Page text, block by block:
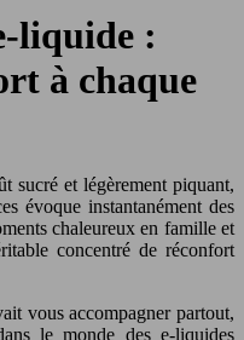
liquide :
à chaque
sucré et légèrement piquant,
évoque instantanément des
chaleureux en famille et
concentré de réconfort
vous accompagner partout,
le monde des e-liquides